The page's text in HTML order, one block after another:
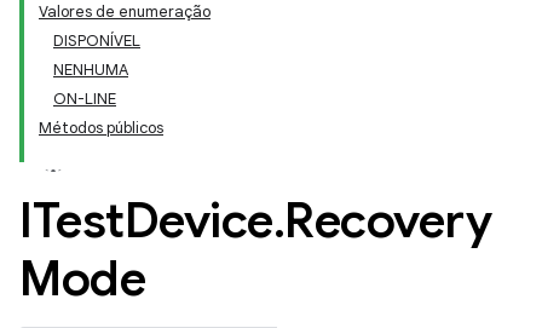
Valores de enumeração
DISPONÍVEL
NENHUMA
ON-LINE
Métodos públicos
ITestDevice.Recovery
Mode